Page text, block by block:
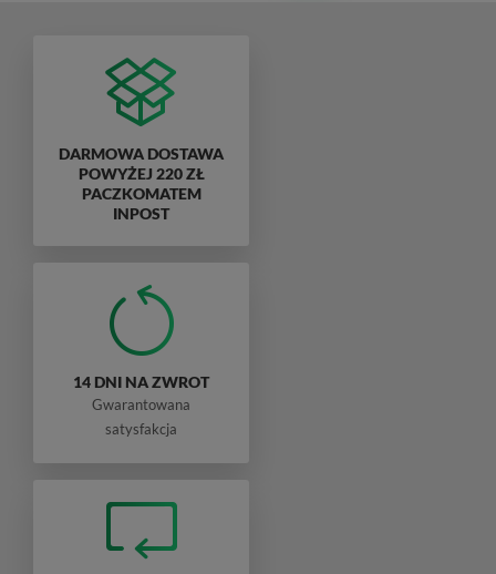
DARMOWA DOSTAWA
POWYŻEJ 220 ZŁ
PACZKOMATEM
INPOST
14 DNI NA ZWROT
Gwarantowana
satysfakcja